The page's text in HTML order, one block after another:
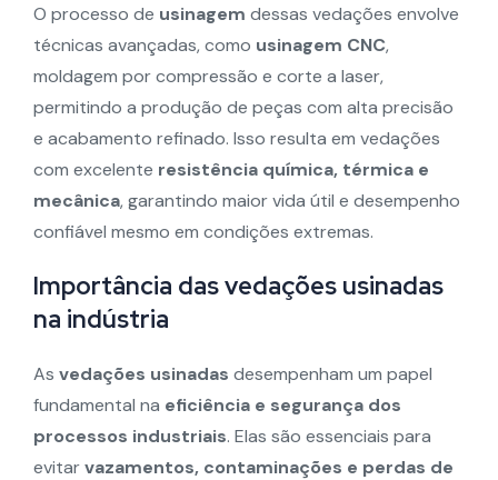
O processo de usinagem dessas vedações envolve
técnicas avançadas, como usinagem CNC,
moldagem por compressão e corte a laser,
permitindo a produção de peças com alta precisão
e acabamento refinado. Isso resulta em vedações
com excelente resistência química, térmica e
mecânica, garantindo maior vida útil e desempenho
confiável mesmo em condições extremas.
Importância das vedações usinadas
na indústria
As vedações usinadas desempenham um papel
fundamental na eficiência e segurança dos
processos industriais. Elas são essenciais para
evitarvazamentos, contaminações e perdas de